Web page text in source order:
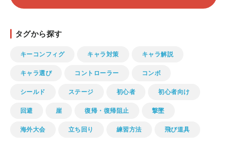
タグから探す
キーコンフィグ キャラ対策 キャラ解説
キャラ選び コントローラー コンボ
シールド ステージ 初心者 初心者向け
回避 崖 復帰・復帰阻止 撃墜
海外大会 立ち回り 練習方法 飛び道具